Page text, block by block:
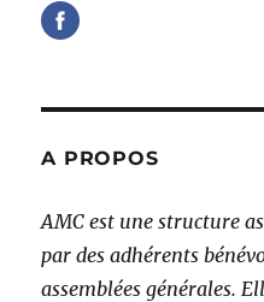
A PROPOS
AMC est une structure
par des adhérents
assemblées générales.